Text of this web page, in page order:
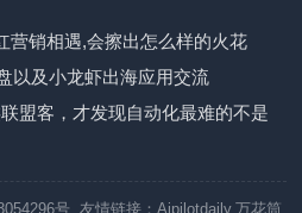
营销相遇,会擦出怎么样的火花
以及小龙虾出海应用交流
盟客，才发现自动化最难的不是
号 友情链接：Aipilotdaily,万花筒